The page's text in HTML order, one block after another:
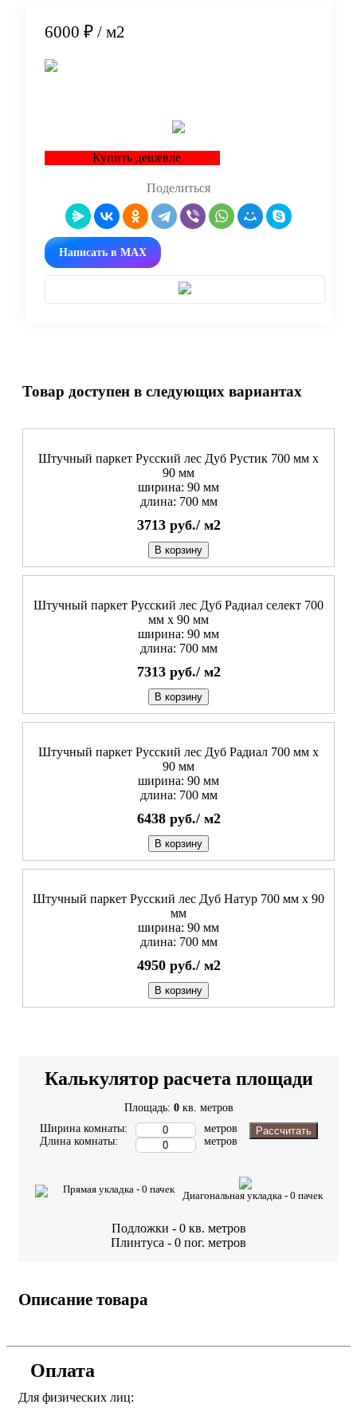
6000 ₽ / м2
Купить дешевле
Поделиться
Написать в MAX
Товар доступен в следующих вариантах
Штучный паркет Русский лес Дуб Рустик 700 мм х
90 мм
ширина: 90 мм
длина: 700 мм
3713 руб./ м2
В корзину
Штучный паркет Русский лес Дуб Радиал cелект 700
мм х 90 мм
ширина: 90 мм
длина: 700 мм
7313 руб./ м2
В корзину
Штучный паркет Русский лес Дуб Радиал 700 мм х
90 мм
ширина: 90 мм
длина: 700 мм
6438 руб./ м2
В корзину
Штучный паркет Русский лес Дуб Натур 700 мм х 90
мм
ширина: 90 мм
длина: 700 мм
4950 руб./ м2
В корзину
Калькулятор расчета площади
Площадь: 0 кв. метров
Ширина комнаты:
Длина комнаты:
метров
метров
Рассчитать
Прямая укладка - 0 пачек
Диагональная укладка - 0 пачек
Подложки - 0 кв. метров
Плинтуса - 0 пог. метров
Описание товара
Оплата
Для физических лиц: